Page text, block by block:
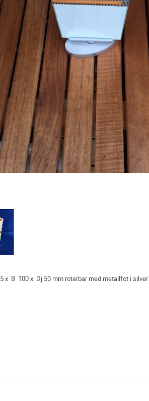
x B 100 x Dj 50 mm roterbar med metallfot i silver